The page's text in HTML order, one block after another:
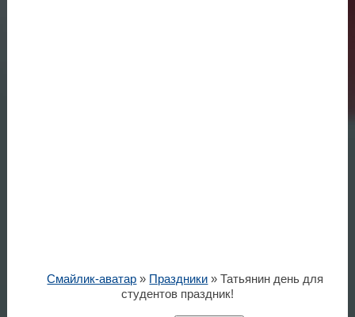
Смайлик-аватар » Праздники » Татьянин день для
студентов праздник!